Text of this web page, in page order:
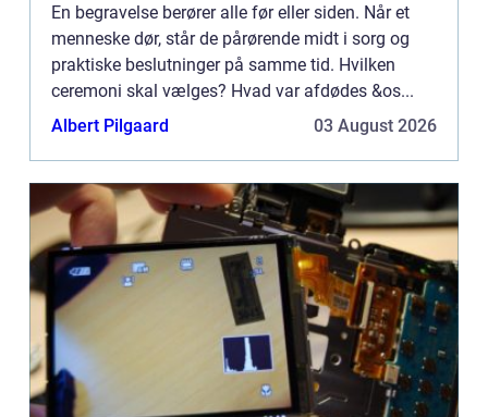
En begravelse berører alle før eller siden. Når et
menneske dør, står de pårørende midt i sorg og
praktiske beslutninger på samme tid. Hvilken
ceremoni skal vælges? Hvad var afdødes &os...
Albert Pilgaard
03 August 2026